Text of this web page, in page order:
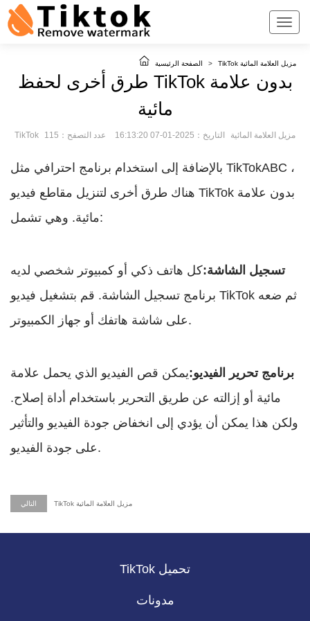
الصفحة الرئيسية > TikTok مزيل العلامة المائية
طرق أخرى لحفظ TikTok بدون علامة
مائية
TikTok مزيل العلامة المائية التاريخ：2025-01-07 16:13:20 عدد التصفح：115
بالإضافة إلى استخدام برنامج احترافي مثل TikTokABC ،
هناك طرق أخرى لتنزيل مقاطع فيديو TikTok بدون علامة
مائية. وهي تشمل:
تسجيل الشاشة:كل هاتف ذكي أو كمبيوتر شخصي لديه
برنامج تسجيل الشاشة. قم بتشغيل فيديو TikTok ثم ضعه
على شاشة هاتفك أو جهاز الكمبيوتر.
برنامج تحرير الفيديو:يمكن قص الفيديو الذي يحمل علامة
مائية أو إزالته عن طريق التحرير باستخدام أداة إصلاح.
ولكن هذا يمكن أن يؤدي إلى انخفاض جودة الفيديو والتأثير
على جودة الفيديو.
التالي TikTok مزيل العلامة المائية
TikTok تحميل
مدونات